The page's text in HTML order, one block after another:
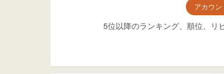
アカウン
5位以降のランキング、順位、リ